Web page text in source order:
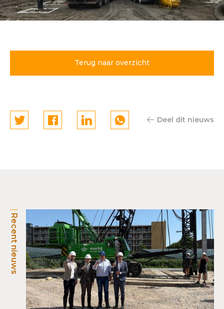
Logistics Park
Terug naar overzicht
Deel dit nieuws
Recent nieuws